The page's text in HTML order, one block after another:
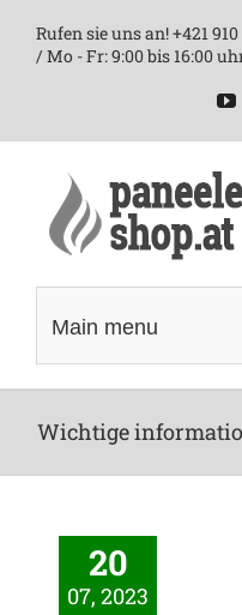
Rufen sie uns an! +421 910
/ Mo - Fr: 9:00 bis 16:00
Main menu
Wichtige
20
07, 2023